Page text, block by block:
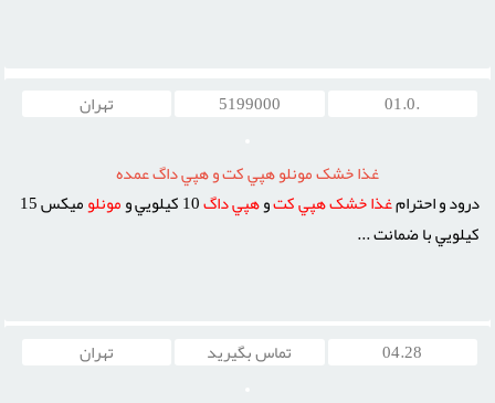
.01.0
5199000 تهران
غذا خشک مونلو هپي کت و هپي داگ عمده
درود و احترامغذاخشکهپيکتوهپيداگ مونلو
ميکس 15
کيلويي با ضمانت ...
04.28 تماس بگیرید تهران